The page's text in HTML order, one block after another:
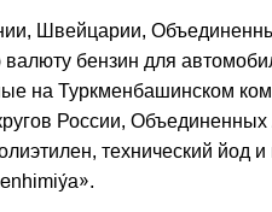
Швейцарии,
бензин для
на Туркменбашинском
России,
технический йод